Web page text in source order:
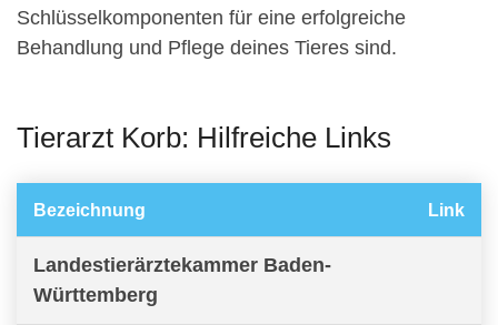
Schlüsselkomponenten für eine erfolgreiche
Behandlung und Pflege deines Tieres sind.
Tierarzt Korb: Hilfreiche Links
Bezeichnung Link
Landestierärztekammer Baden-
Württemberg